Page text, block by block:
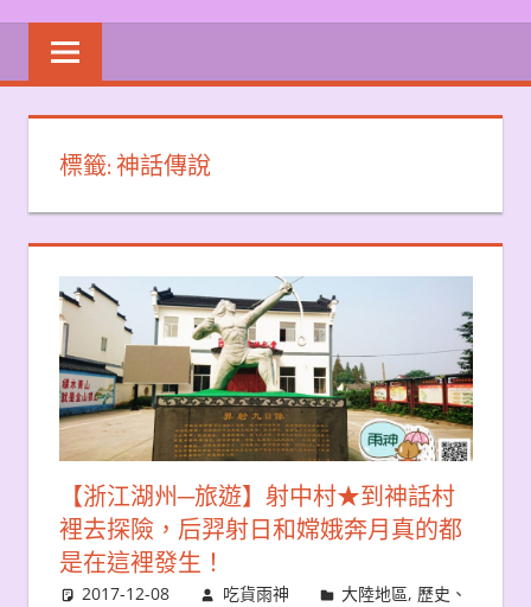
標籤:神話傳說
【浙江湖州─旅遊】射中村★到神話村
裡去探險，后羿射日和嫦娥奔月真的都
是在這裡發生！
2017-12-08 吃貨雨神 大陸地區, 歷史、